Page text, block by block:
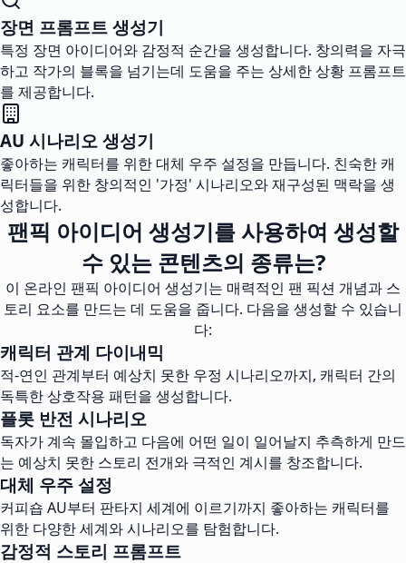
장면 프롬프트 생성기
특정 장면 아이디어와 감정적 순간을 생성합니다. 창의력을 자극
하고 작가의 블록을 넘기는데 도움을 주는 상세한 상황 프롬프트
를 제공합니다.
AU 시나리오 생성기
좋아하는 캐릭터를 위한 대체 우주 설정을 만듭니다. 친숙한 캐
릭터들을 위한 창의적인 '가정' 시나리오와 재구성된 맥락을 생
성합니다.
팬픽 아이디어 생성기를 사용하여 생성할
수 있는 콘텐츠의 종류는?
이 온라인 팬픽 아이디어 생성기는 매력적인 팬 픽션 개념과 스
토리 요소를 만드는 데 도움을 줍니다. 다음을 생성할 수 있습니
다:
캐릭터 관계 다이내믹
적-연인 관계부터 예상치 못한 우정 시나리오까지, 캐릭터 간의
독특한 상호작용 패턴을 생성합니다.
플롯 반전 시나리오
독자가 계속 몰입하고 다음에 어떤 일이 일어날지 추측하게 만드
는 예상치 못한 스토리 전개와 극적인 계시를 창조합니다.
대체 우주 설정
커피숍 AU부터 판타지 세계에 이르기까지 좋아하는 캐릭터를
위한 다양한 세계와 시나리오를 탐험합니다.
감정적 스토리 프롬프트